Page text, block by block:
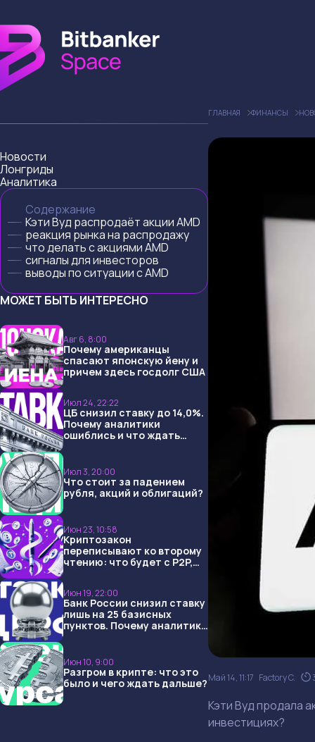
Новости
Лонгриды
Аналитика
Содержание
Кэти Вуд распродаёт акции AMD
реакция рынка на распродажу
что делать с акциями AMD
сигналы для инвесторов
выводы по ситуации с AMD
МОЖЕТ БЫТЬ ИНТЕРЕСНО
Авг 6, 8:00
Почему американцы
спасают японскую йену и
причем здесь госдолг США
Июл 24, 22:22
ЦБ снизил ставку до 14,0%.
Почему аналитики
ошиблись и что ждать
Июл 3, 20:00
Что стоит за падением
рубля, акций и облигаций?
Июн 23, 10:58
Криптозакон
переписывают ко второму
чтению: что будет с P2P,
Июн 19, 22:00
Банк России снизил ставку
лишь на 25 базисных
пунктов. Почему аналитики
Июн 10, 9:00
Разгром в крипте: что это
было и чего ждать дальше?
ГЛАВНАЯ ФИНАНСЫ
Май 14, 11:17 Factory C.
Кэти Вуд продала
инвестициях?